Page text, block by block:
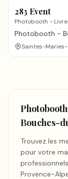
283 Event
Photobooth -
Photobooth -
Saintes-
Bouches-
Trouvez les
pour votre
Provence-